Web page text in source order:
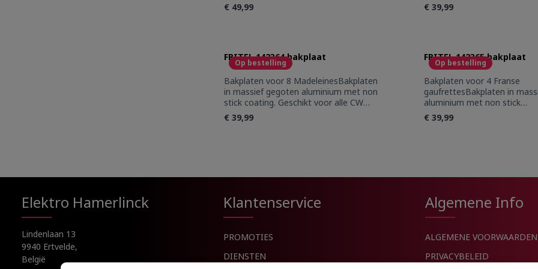
2458 Bakplaten in massief gegoten
aluminium met non stick
€ 49,99
stick coating. Geschikt voor
toestellen
€ 39,99
Op bestelling
FRITEL 142364 bakplaat
Bakplaten voor 8 MadeleinesBakplaten
in massief gegoten aluminium met non
stick coating. Geschikt voor alle CW
toestellen
€ 39,99
Op bestelling
FRITEL 142365 bakplaat
Bakplaten voor 4 Franse
gaufrettesBakplaten in
aluminium met non stick
coating. Geschikt voor alle
€ 39,99
Elektro Hamerlinck
Lindenlaan 13
9940 Ertvelde,
België
Klantenservice
PROMOTIES
DIENSTEN
Algemene Info
ALGEMENE VOORWAARDEN
PRIVACYBELEID